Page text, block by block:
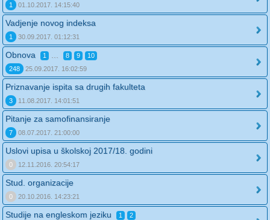
1 01.10.2017. 14:15:40
Vadjenje novog indeksa
1 30.09.2017. 01:12:31
Obnova 1 8 9
10
248
25.09.2017. 16:02:59
Priznavanje ispita sa drugih fakulteta
3 11.08.2017. 14:01:51
Pitanje za samofinansiranje
7 08.07.2017. 21:00:00
Uslovi upisa u školskoj 2017/18. godini
0 12.11.2016. 20:54:17
Stud. organizacije
0 20.10.2016. 14:23:21
Studije na engleskom jeziku 1
2